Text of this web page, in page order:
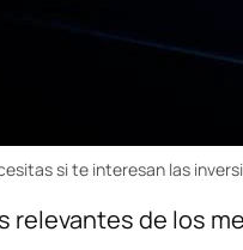
si te interesan las
relevantes de los